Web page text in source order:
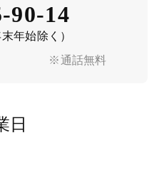
※通話無料
90-14
年始除く）
日